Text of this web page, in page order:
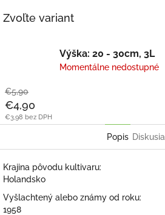
Zvoľte variant
Výška: 20 - 30cm, 3L
Momentálne nedostupné
€5,90
€4,90
€3,98 bez DPH
Popis Diskusia
Krajina pôvodu kultivaru:
Holandsko
Vyšlachtený alebo známy od roku:
1958